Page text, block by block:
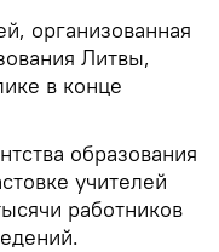
организованная
Литвы,
в конце
образования
учителей
работников